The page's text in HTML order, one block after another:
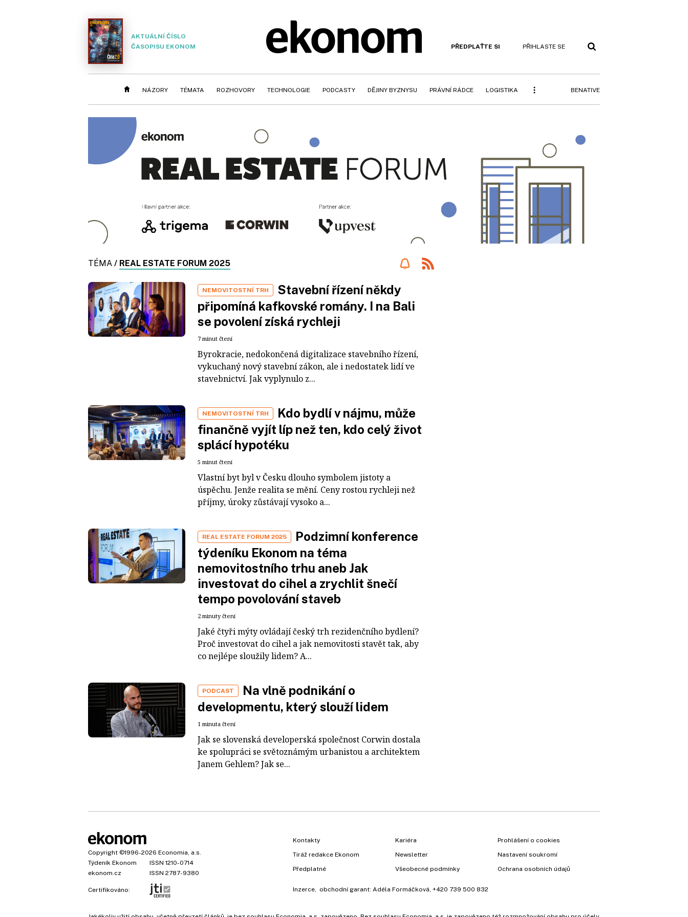
AKTUÁLNÍ ČÍSLO
ČASOPISU EKONOM
PŘEDPLAŤTE SI PŘIHLASTE SE
NÁZORY TÉMATA ROZHOVORY TECHNOLOGIE PODCASTY DĚJINY BYZNYSU PRÁVNÍ RÁDCE LOGISTIKA BENATIVE
TÉMA / REAL ESTATE FORUM 2025
NEMOVITOSTNÍ TRH
Stavební řízení někdy
připomíná kafkovské romány. I na Bali
se povolení získá rychleji
7 minut čtení
Byrokracie, nedokončená digitalizace stavebního řízení,
vykuchaný nový stavební zákon, ale i nedostatek lidí ve
stavebnictví. Jak vyplynulo z...
NEMOVITOSTNÍ TRH
Kdo bydlí v nájmu, může
finančně vyjít líp než ten, kdo celý život
splácí hypotéku
5 minut čtení
Vlastní byt byl v Česku dlouho symbolem jistoty a
úspěchu. Jenže realita se mění. Ceny rostou rychleji než
příjmy, úroky zůstávají vysoko a...
REAL ESTATE FORUM 2025
Podzimní konference
týdeníku Ekonom na téma
nemovitostního trhu aneb Jak
investovat do cihel a zrychlit šnečí
tempo povolování staveb
2 minuty čtení
Jaké čtyři mýty ovládají český trh rezidenčního bydlení?
Proč investovat do cihel a jak nemovitosti stavět tak, aby
co nejlépe sloužily lidem? A...
PODCAST
Na vlně podnikání o
developmentu, který slouží lidem
1 minuta čtení
Jak se slovenská developerská společnost Corwin dostala
ke spolupráci se světoznámým urbanistou a architektem
Janem Gehlem? Jak se...
Copyright ©1996-2026 Economia, a.s.
Týdeník Ekonom
ISSN 1210-0714
ekonom.cz
ISSN 2787-9380
Certifikováno:
Kontakty
Tiráž redakce Ekonom
Předplatné
Kariéra
Newsletter
Všeobecné podmínky
Prohlášení o cookies
Nastavení soukromí
Ochrana osobních údajů
Inzerce, obchodní garant: Adéla Formáčková, +420 739 500 832